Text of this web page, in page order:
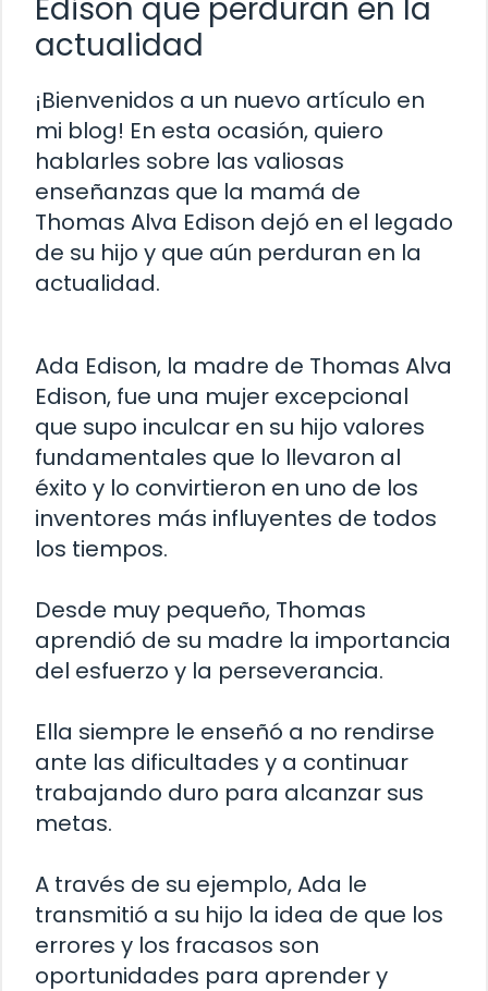
Edison que perduran en la
actualidad
¡Bienvenidos a un nuevo artículo en
mi blog! En esta ocasión, quiero
hablarles sobre las valiosas
enseñanzas que la mamá de
Thomas Alva Edison dejó en el legado
de su hijo y que aún perduran en la
actualidad.
Ada Edison, la madre de Thomas Alva
Edison, fue una mujer excepcional
que supo inculcar en su hijo valores
fundamentales que lo llevaron al
éxito y lo convirtieron en uno de los
inventores más influyentes de todos
los tiempos.
Desde muy pequeño, Thomas
aprendió de su madre la importancia
del esfuerzo y la perseverancia.
Ella siempre le enseñó a no rendirse
ante las dificultades y a continuar
trabajando duro para alcanzar sus
metas.
A través de su ejemplo, Ada le
transmitió a su hijo la idea de que los
errores y los fracasos son
oportunidades para aprender y